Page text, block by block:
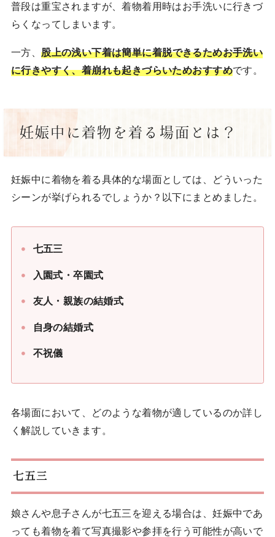
普段は重宝されますが、着物着用時はお手洗いに行きづ
らくなってしまいます。
一方、股上の浅い下着は簡単に着脱できるためお手洗い
に行きやすく、着崩れも起きづらいためおすすめです。
妊娠中に着物を着る場面とは？
妊娠中に着物を着る具体的な場面としては、どういった
シーンが挙げられるでしょうか？以下にまとめました。
七五三
入園式・卒園式
友人・親族の結婚式
自身の結婚式
不祝儀
各場面において、どのような着物が適しているのか詳し
く解説していきます。
七五三
娘さんや息子さんが七五三を迎える場合は、妊娠中であ
っても着物を着て写真撮影や参拝を行う可能性が高いで